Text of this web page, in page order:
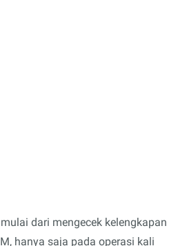
dari mengecek kelengkapan
hanya saja pada operasi kali